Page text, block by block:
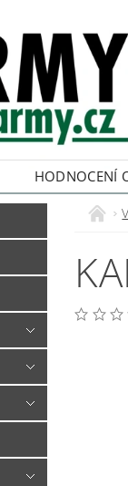
HODNOCENÍ